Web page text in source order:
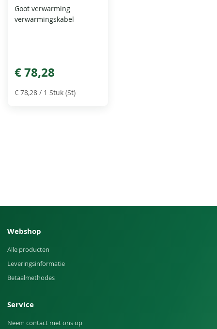
Goot verwarming
verwarmingskabel
€ 78,28
€ 78,28 / 1 Stuk (St)
Webshop
Alle producten
Leveringsinformatie
Betaalmethodes
Service
Neem contact met ons op